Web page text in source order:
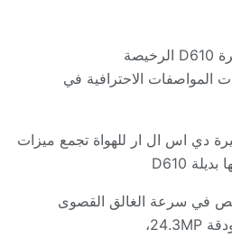
الرخيصة
المواصفات الاحترافية في
دي اس ال ار للهواة تجمع ميزات
بديلة
في سرعة الغالق القصوى
،